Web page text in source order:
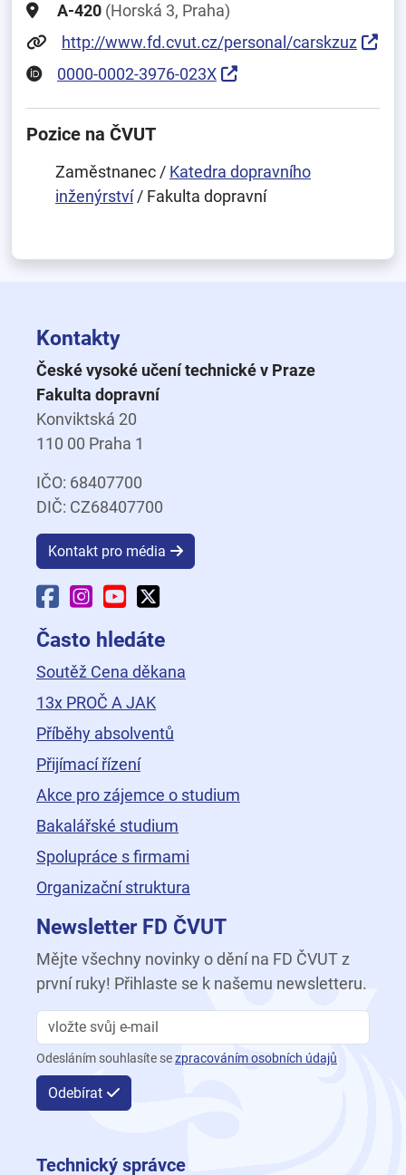
A-420 (Horská 3, Praha)
http://www.fd.cvut.cz/personal/carskzuz
0000-0002-3976-023X
Pozice na ČVUT
Zaměstnanec / Katedra dopravního
inženýrství/ Fakulta dopravní
Kontakty
České vysoké učení technické v Praze
Fakulta dopravní
Konviktská 20
110 00 Praha 1
IČO: 68407700
DIČ: CZ68407700
Kontakt pro média
Facebook Fakulty dopravní
Instagram Fakulty dopravní
YouTube Fakulty dopravní
Často hledáte
Soutěž Cena děkana
13x PROČ A JAK
Příběhy absolventů
Přijímací řízení
Akce pro zájemce o studium
Bakalářské studium
Spolupráce s firmami
Organizační struktura
Newsletter FD ČVUT
Mějte všechny novinky o dění na FD ČVUT z
první ruky! Přihlaste se k našemu newsletteru.
Odesláním souhlasíte sezpracováním osobních údajů
Odebírat
Technický správce